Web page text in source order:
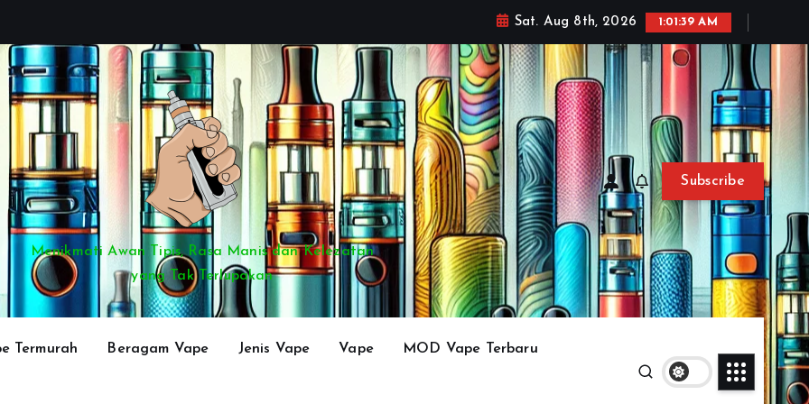
Sat. Aug 8th, 2026 1:01:41 AM
Menikmati Awan Tipis, Rasa Manis dan Kelezatan
yang Tak Terlupakan
Subscribe
Termurah Beragam Vape Jenis Vape Vape MOD Vape Terbaru